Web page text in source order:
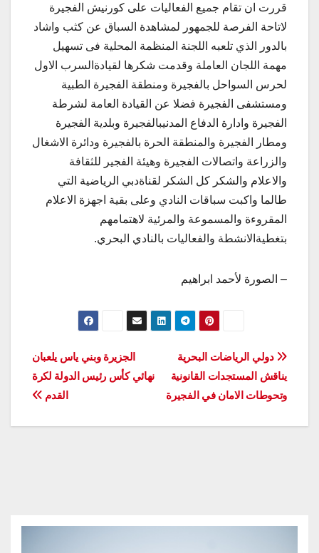
قررت ان تقام جميع الفعاليات على كورنيش الفجيرة
لاتاحة الفرصة للجمهور لمشاهدة السباق عن كثب واشاد
بالدور الذي تلعبه اللجنة المنظمة المحلية فى تسهيل
مهمة اللجان العاملة وقدمت شكرها لقيادةالسرب الاول
لحرس السواحل بالفجيرة ومنطقة الفجيرة الطبية
ومستشفى الفجيرة فضلا عن القيادة العامة لشرطة
الفجيرة وادارة الدفاع المدنيبالفجيرة وبلدية الفجيرة
ومطار الفجيرة والمنطقة الحرة بالفجيرة ودائرة الاشغال
والزراعة واتصالات الفجيرة وهيئة الفجير للثقافة
والاعلام والشكر كل الشكر لقناةدبي الرياضية التي
طالما واكبت سباقات النادي وعلى بقية اجهزة الاعلام
المقروءة والمسموعة والمرئية لاهتمامهم
بتغطيةالانشطة والفعاليات بالنادي البحري.
– الصورة لأحمد ابراهيم
تصفّح
المقالات
الجزيرة وبني ياس يلعبان
نهائي كأس رئيس الدولة لكرة
القدم
دولي الرياضات البحرية
يناقش المستجدات القانونية
وتحوطات الامان في الفجيرة